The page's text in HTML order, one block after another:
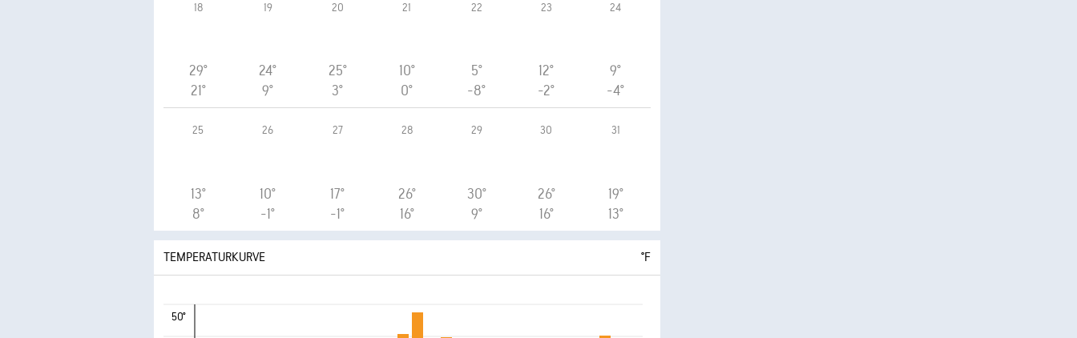
18
29°
21°
19
24°
9°
20
25°
3°
21
10°
0°
22
5°
-8°
23
12°
-2°
24
9°
-4°
25
13°
8°
26
10°
-1°
27
17°
-1°
28
26°
16°
29
30°
9°
30
26°
16°
31
19°
13°
TEMPERATURKURVE °F
50°